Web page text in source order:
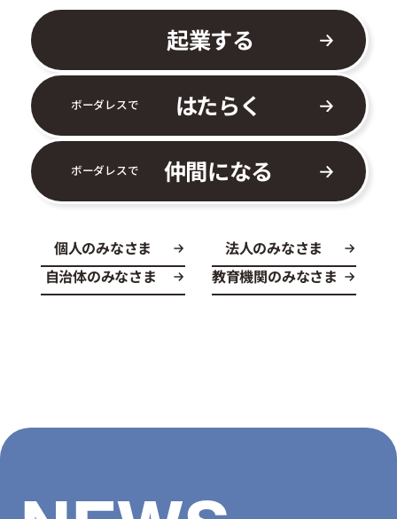
起業する
ボーダレスで はたらく
ボーダレスで 仲間になる
個人のみなさま
法人のみなさま
自治体のみなさま
教育機関のみなさま